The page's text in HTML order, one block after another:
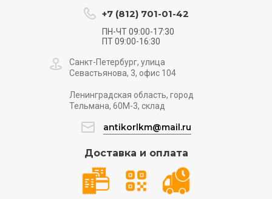
+7 (812) 701-01-42
ПН-ЧТ 09:00-17:30
ПТ 09:00-16:30
Доставка и оплата
Санкт-Петербург, улица
Севастьянова, 3, офис 104
Ленинградская область, город
Тельмана, 60М-3, склад
antikorlkm@mail.ru